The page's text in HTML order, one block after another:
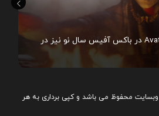
فیلم Avatar: Fire and Ash در باکس آفیس سال نو نیز در
محفوظ می باشد و کپی برداری به هر